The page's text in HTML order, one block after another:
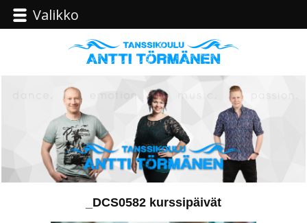
_DCS0582 kurssipäivät
Valikko